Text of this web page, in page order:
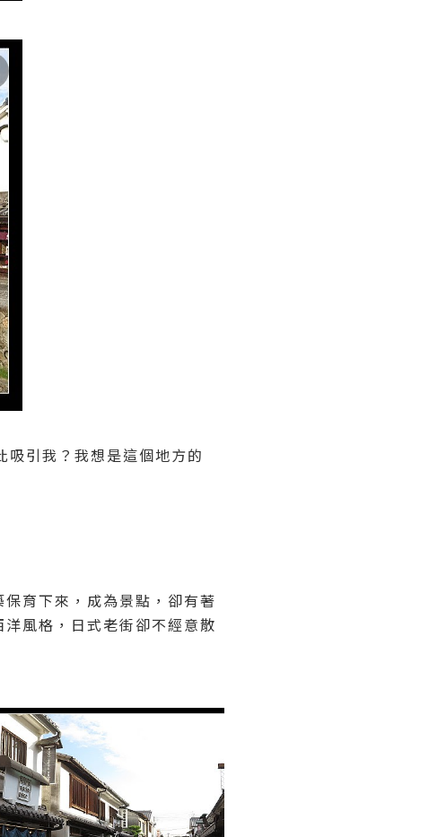
引我？我想是這個地方的
育下來，成為景點，卻有著
風格，日式老街卻不經意散